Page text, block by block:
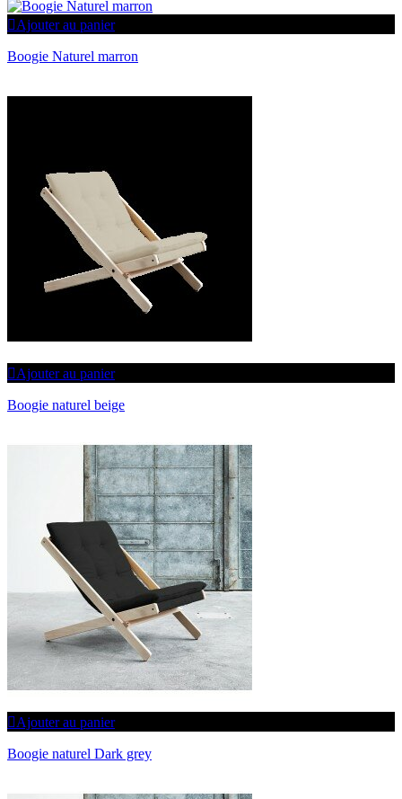
Ajouter au panier
Boogie Naturel marron
Ajouter au panier
Boogie naturel beige
Ajouter au panier
Boogie naturel Dark grey